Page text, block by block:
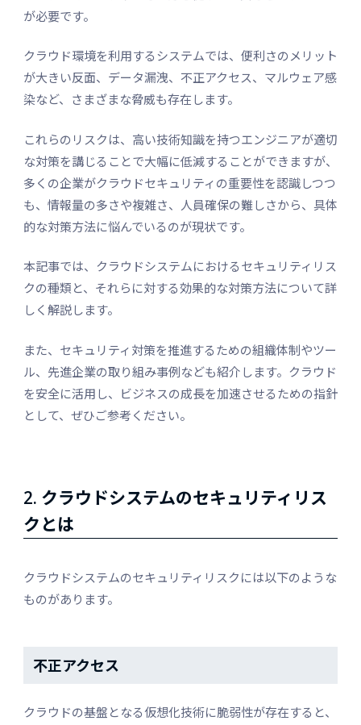
が必要です。
クラウド環境を利用するシステムでは、便利さのメリット
が大きい反面、データ漏洩、不正アクセス、マルウェア感
染など、さまざまな脅威も存在します。
これらのリスクは、高い技術知識を持つエンジニアが適切
な対策を講じることで大幅に低減することができますが、
多くの企業がクラウドセキュリティの重要性を認識しつつ
も、情報量の多さや複雑さ、人員確保の難しさから、具体
的な対策方法に悩んでいるのが現状です。
本記事では、クラウドシステムにおけるセキュリティリス
クの種類と、それらに対する効果的な対策方法について詳
しく解説します。
また、セキュリティ対策を推進するための組織体制やツー
ル、先進企業の取り組み事例なども紹介します。クラウド
を安全に活用し、ビジネスの成長を加速させるための指針
として、ぜひご参考ください。
2. クラウドシステムのセキュリティリス
クとは
クラウドシステムのセキュリティリスクには以下のような
ものがあります。
不正アクセス
クラウドの基盤となる仮想化技術に脆弱性が存在すると、